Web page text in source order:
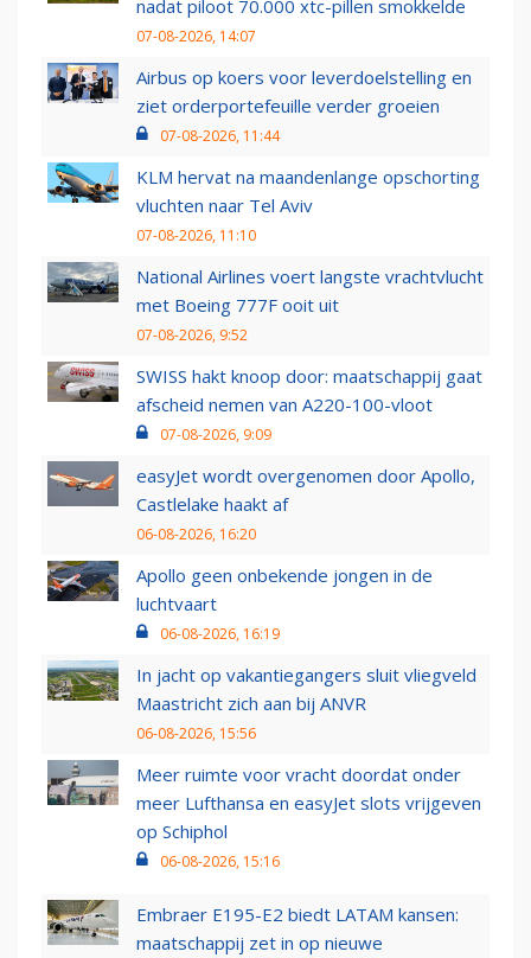
nadat piloot 70.000 xtc-pillen smokkelde
07-08-2026, 14:07
Airbus op koers voor leverdoelstelling en
ziet orderportefeuille verder groeien
07-08-2026, 11:44
KLM hervat na maandenlange opschorting
vluchten naar Tel Aviv
07-08-2026, 11:10
National Airlines voert langste vrachtvlucht
met Boeing 777F ooit uit
07-08-2026, 9:52
SWISS hakt knoop door: maatschappij gaat
afscheid nemen van A220-100-vloot
07-08-2026, 9:09
easyJet wordt overgenomen door Apollo,
Castlelake haakt af
06-08-2026, 16:20
Apollo geen onbekende jongen in de
luchtvaart
06-08-2026, 16:19
In jacht op vakantiegangers sluit vliegveld
Maastricht zich aan bij ANVR
06-08-2026, 15:56
Meer ruimte voor vracht doordat onder
meer Lufthansa en easyJet slots vrijgeven
op Schiphol
06-08-2026, 15:16
Embraer E195-E2 biedt LATAM kansen:
maatschappij zet in op nieuwe